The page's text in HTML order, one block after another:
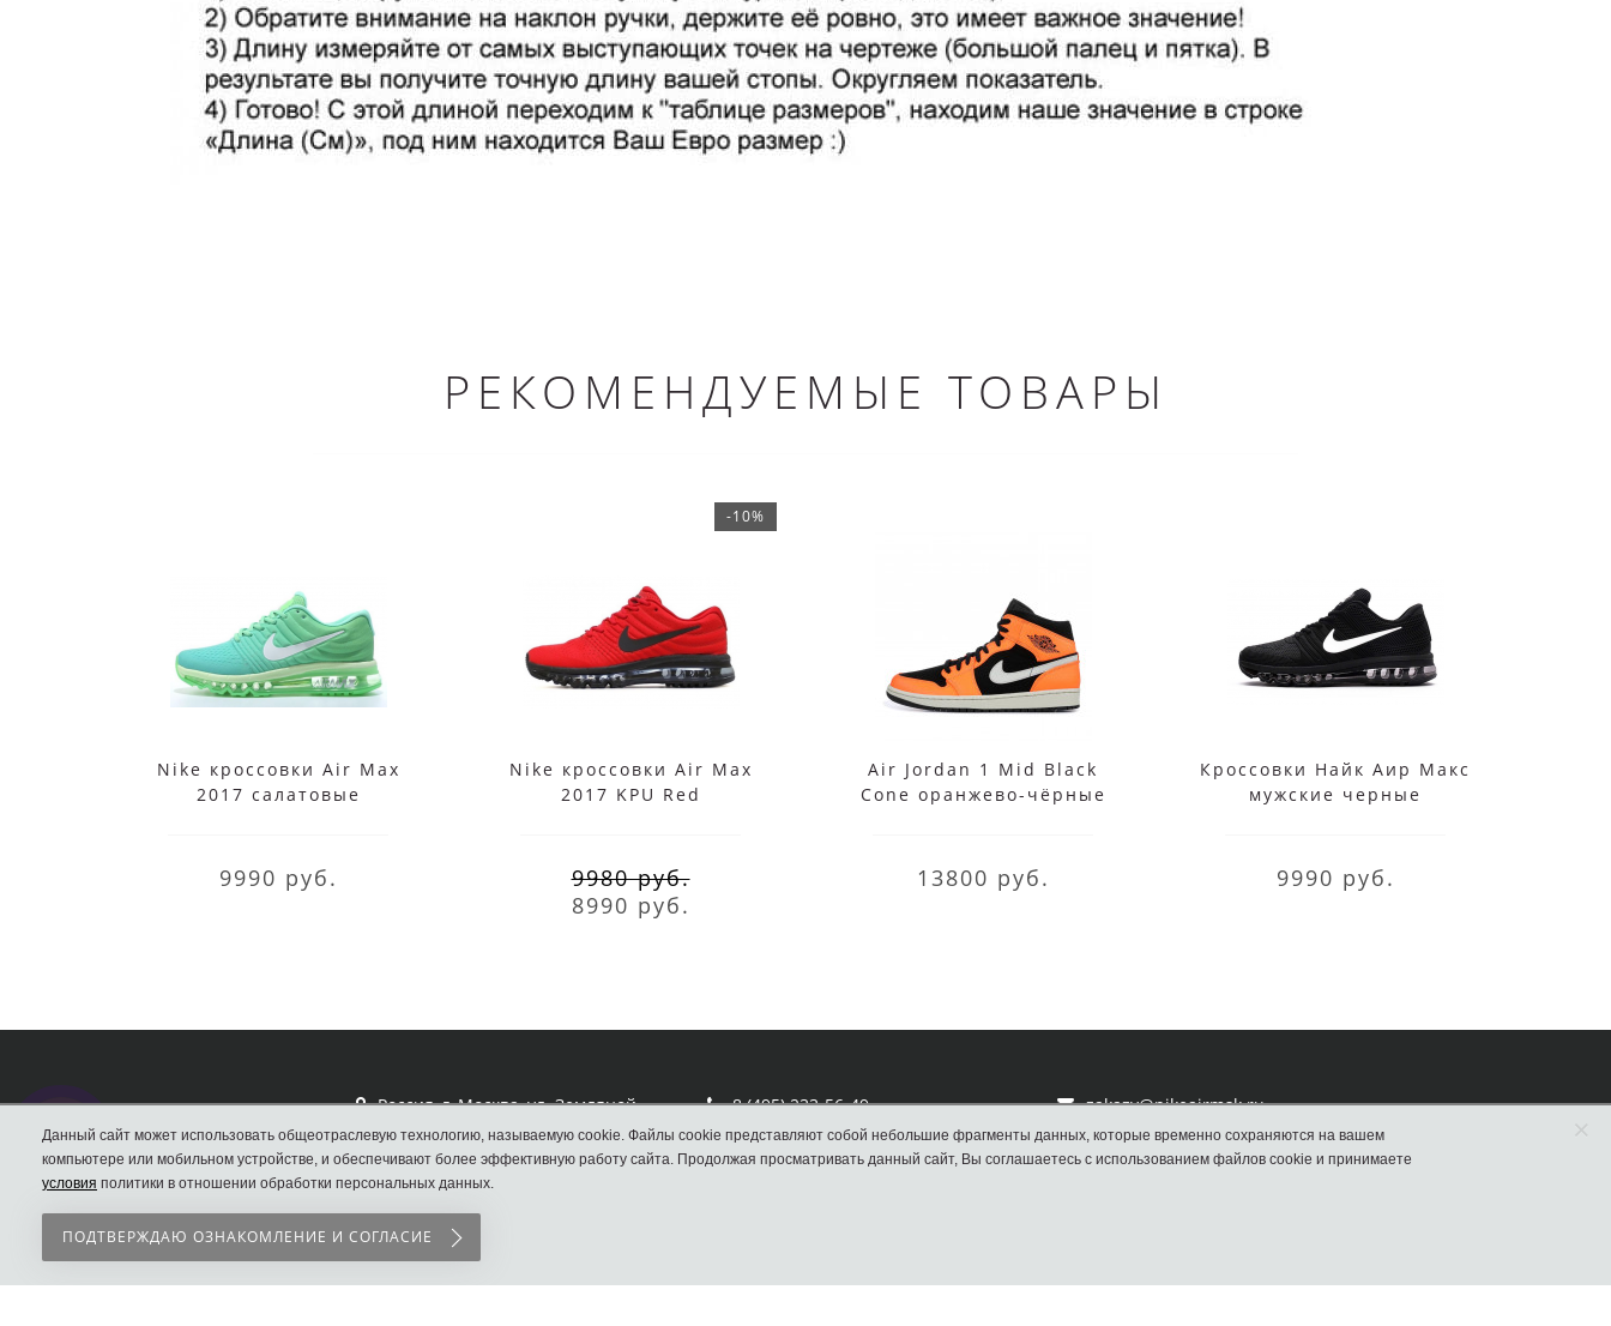
РЕКОМЕНДУЕМЫЕ ТОВАРЫ
Nike кроссовки Air Max
2017 салатовые
9990 руб.
-10%
Nike кроссовки Air Max
2017 KPU Red
9980 руб.
8990 руб.
Air Jordan 1 Mid Black
Cone оранжево-чёрные
13800 руб.
Кроссовки Найк Аир Макс
мужские черные
9990 руб.
Россия, г. Москва, ул. Земляной
Вал, д.33
Кроссовки Nike
8 (495) 233-56-49 zakazy@nikeairmsk.ru
Наш сайт НЕ является официальным сайтомNike
Данный сайт может использовать общеотраслевую технологию, называемую cookie. Файлы cookie представляют собой небольшие фрагменты данных, которые временно сохраняются на вашем
компьютере или мобильном устройстве, и обеспечивают более эффективную работу сайта. Продолжая просматривать данный сайт, Вы соглашаетесь с использованием файлов cookie и принимаете
условия политики в отношении обработки персональных данных.
×
ПОДТВЕРЖДАЮ ОЗНАКОМЛЕНИЕ И СОГЛАСИЕ